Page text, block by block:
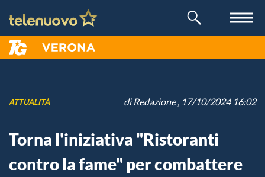
ATTUALITÀ diRedazione, 17/10/2024 16:02
Torna l'iniziativa "Ristoranti
contro la fame" per combattere